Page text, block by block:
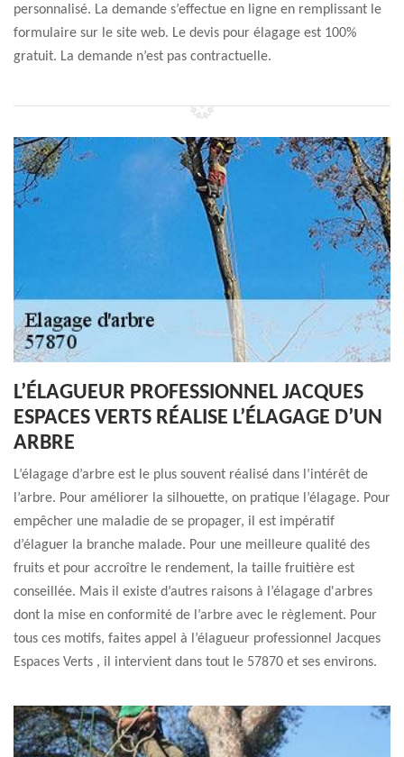
personnalisé. La demande s’effectue en ligne en remplissant le
formulaire sur le site web. Le devis pour élagage est 100%
gratuit. La demande n’est pas contractuelle.
L’ÉLAGUEUR PROFESSIONNEL JACQUES
ESPACES VERTS RÉALISE L’ÉLAGAGE D’UN
ARBRE
L’élagage d’arbre est le plus souvent réalisé dans l’intérêt de
l’arbre. Pour améliorer la silhouette, on pratique l’élagage. Pour
empêcher une maladie de se propager, il est impératif
d’élaguer la branche malade. Pour une meilleure qualité des
fruits et pour accroître le rendement, la taille fruitière est
conseillée. Mais il existe d’autres raisons à l’élagage d'arbres
dont la mise en conformité de l’arbre avec le règlement. Pour
tous ces motifs, faites appel à l’élagueur professionnel Jacques
Espaces Verts , il intervient dans tout le 57870 et ses environs.